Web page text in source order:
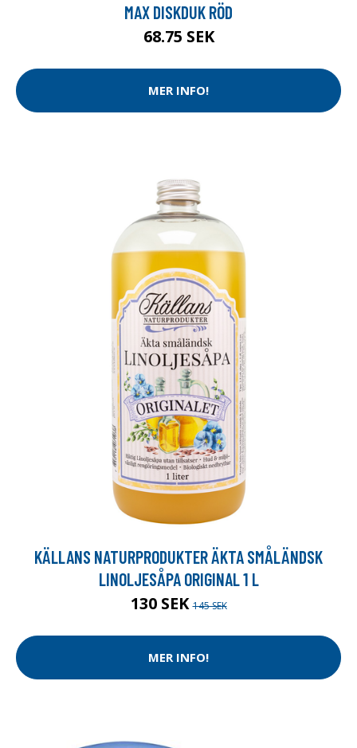
MAX DISKDUK RÖD
68.75 SEK
MER INFO!
KÄLLANS NATURPRODUKTER ÄKTA SMÅLÄNDSK
LINOLJESÅPA ORIGINAL 1 L
130 SEK145 SEK
MER INFO!